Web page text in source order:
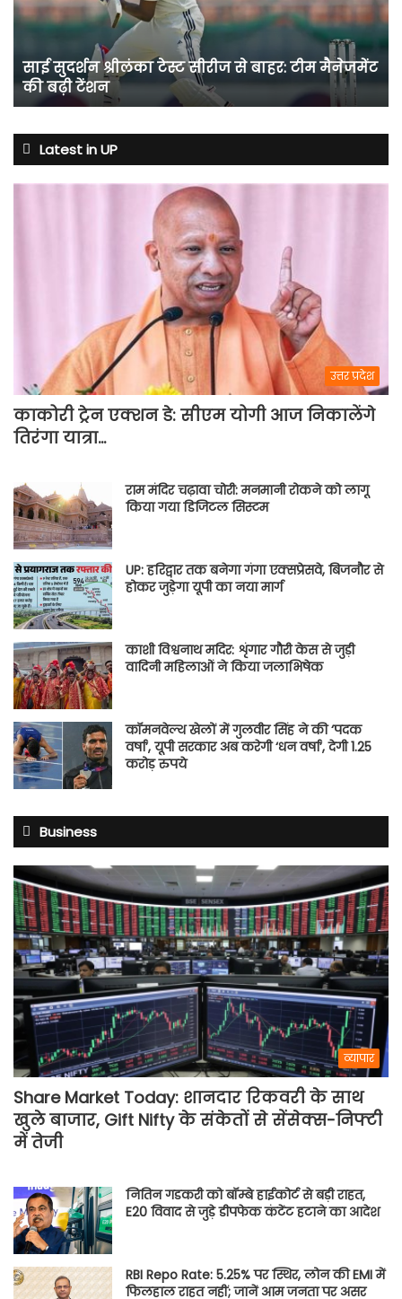
से
मैनेजमेंट
की
बढ़ी
साई सुदर्शन श्रीलंका टेस्ट सीरीज से बाहर: टीम मैनेजमेंट
की बढ़ी टेंशन
Latest in UP
उत्तर प्रदेश
काकोरी ट्रेन एक्शन डे: सीएम योगी आज निकालेंगे
तिरंगा यात्रा…
राम मंदिर चढ़ावा चोरी: मनमानी रोकने को लागू
किया गया डिजिटल सिस्टम
UP: हरिद्वार तक बनेगा गंगा एक्सप्रेसवे, बिजनौर से
होकर जुड़ेगा यूपी का नया मार्ग
काशी विश्वनाथ मदिर: शृंगार गौरी केस से जुड़ी
वादिनी महिलाओं ने किया जलाभिषेक
कॉमनवेल्थ खेलों में गुलवीर सिंह ने की ‘पदक
वर्षा’, यूपी सरकार अब करेगी ‘धन वर्षा’, देगी 1.25
करोड़ रुपये
Business
व्यापार
Share Market Today: शानदार रिकवरी के साथ
खुले बाजार, Gift Nifty के संकेतों से सेंसेक्स-निफ्टी
में तेजी
नितिन गडकरी को बॉम्बे हाईकोर्ट से बड़ी राहत,
E20 विवाद से जुड़े डीपफेक कंटेंट हटाने का आदेश
RBI Repo Rate: 5.25% पर स्थिर, लोन की EMI में
फिलहाल राहत नहीं; जानें आम जनता पर असर